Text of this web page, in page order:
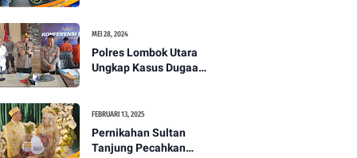
Utara -PENANTB
MEI 28, 2024
Polres Lombok Utara
Ungkap Kasus Dugaan
Gantung Diri
FEBRUARI 13, 2025
Pernikahan Sultan
Tanjung Pecahkan